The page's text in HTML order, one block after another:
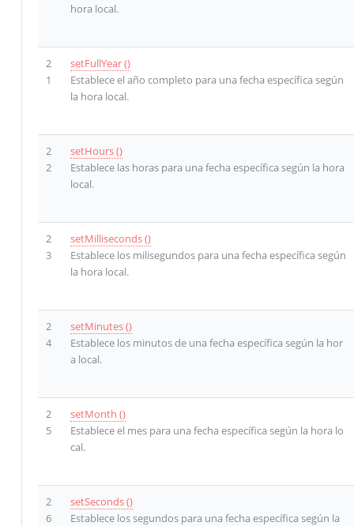
hora local.
2
1
setFullYear ()
Establece el año completo para una fecha específica según
la hora local.
2
2
setHours ()
Establece las horas para una fecha específica según la hora
local.
2
3
setMilliseconds ()
Establece los milisegundos para una fecha específica según
la hora local.
2
4
setMinutes ()
Establece los minutos de una fecha específica según la hor
a local.
2
5
setMonth ()
Establece el mes para una fecha específica según la hora lo
cal.
2
6
setSeconds ()
Establece los segundos para una fecha específica según la